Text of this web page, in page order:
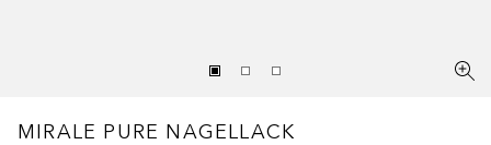
MIRALE PURE NAGELLACK